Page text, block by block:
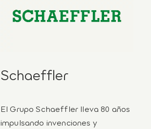
Schaeffler
El Grupo Schaeffler lleva 80 años
impulsando invenciones y